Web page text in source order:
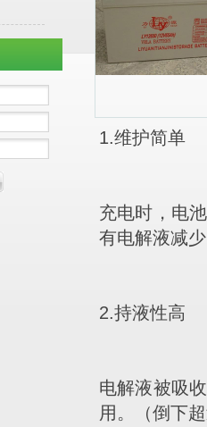
1.维护简单
充电时，电
有电解液减
2.持液性高
电解液被吸
用。（倒下